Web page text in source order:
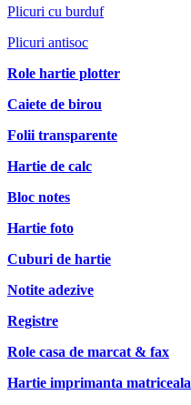
Plicuri cu burduf
Plicuri antisoc
Role hartie plotter
Caiete de birou
Folii transparente
Hartie de calc
Bloc notes
Hartie foto
Cuburi de hartie
Notite adezive
Registre
Role casa de marcat & fax
Hartie imprimanta matriceala